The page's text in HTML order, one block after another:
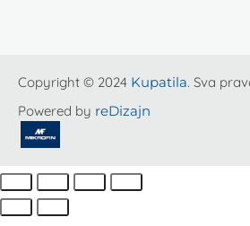
Copyright © 2024 Kupatila. Sva
Powered by reDizajn